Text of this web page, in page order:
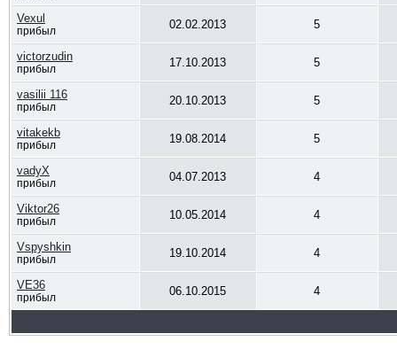
Vexul
прибыл 02.02.2013 5
victorzudin
прибыл 17.10.2013 5
vasilii 116
прибыл 20.10.2013 5
vitakekb
прибыл 19.08.2014 5
vadyX
прибыл 04.07.2013 4
Viktor26
прибыл 10.05.2014 4
Vspyshkin
прибыл 19.10.2014 4
VE36
прибыл 06.10.2015 4